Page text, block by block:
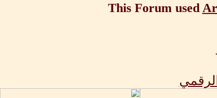
This Forum used